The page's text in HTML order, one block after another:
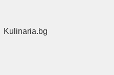
Kulinaria.bg